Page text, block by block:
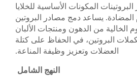
المكونات الأساسية للخلايا
المضادة. يساعد دمج مصادر البروتين
الخالية من الدهون ومنتجات الألبان
البروتين، في الحفاظ على كتلة
العضلات وتعزيز وظيفة المناعة.
النهج الشامل